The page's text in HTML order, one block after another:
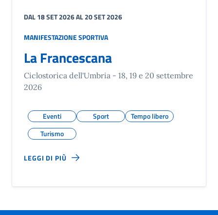
DAL 18 SET 2026 AL 20 SET 2026
MANIFESTAZIONE SPORTIVA
La Francescana
Ciclostorica dell'Umbria - 18, 19 e 20 settembre
2026
Eventi Sport
Tempo libero
Turismo
LEGGI DI PIÙ